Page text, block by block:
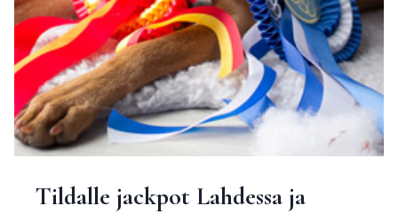
Tildalle jackpot Lahdessa ja